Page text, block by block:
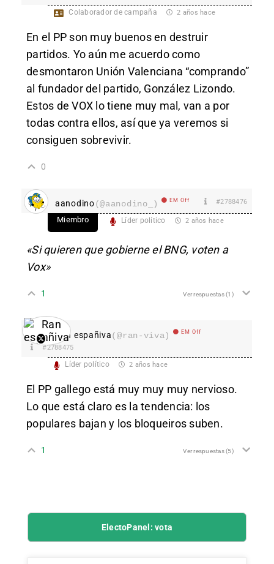
Colaborador de campaña 2 años hace
En el PP son muy buenos en destruir
partidos. Yo aún me acuerdo como
desmontaron Unión Valenciana “comprando”
al fundador del partido, González Lizondo.
Estos de VOX lo tiene muy mal, van a por
todas contra ellos, así que ya veremos si
consiguen sobrevivir.
0
aanodino(@aanodino_) EM Off #2788476
Miembro Líder político 2 años hace
«Si quieren que gobierne el BNG, voten a
Vox»
1 Ver respuestas(1)
Ran españiva(@ran-viva) EM Off
#2788475
Líder político 2 años hace
El PP gallego está muy muy muy nervioso.
Lo que está claro es la tendencia: los
populares bajan y los bloqueiros suben.
1 Ver respuestas(5)
ElectoPanel: vota